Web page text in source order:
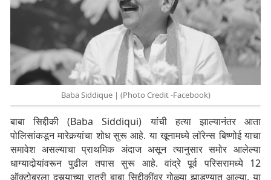
Baba Siddique | (Photo Credit -Facebook)
बाबा सिद्दीकी (Baba Siddiqui) यांची हत्या झाल्यानंतर आता
पोलिसांकडून मारेकर्‍यांचा शोध सुरू आहे. या खूनामध्ये लॉरेन्स बिष्णोई याचा
समावेश असल्याचा प्राथमिक अंदाज असून त्यानुसार समोर आलेल्या
धाग्यादोर्‍यांवरून पुढील तपास सुरू आहे. वांद्रे पूर्व परिसरामध्ये 12
ऑक्टोबरला दसर्‍याच्या रात्री बाबा सिद्दीकींवर गोळ्या झाडण्यात आल्या. या